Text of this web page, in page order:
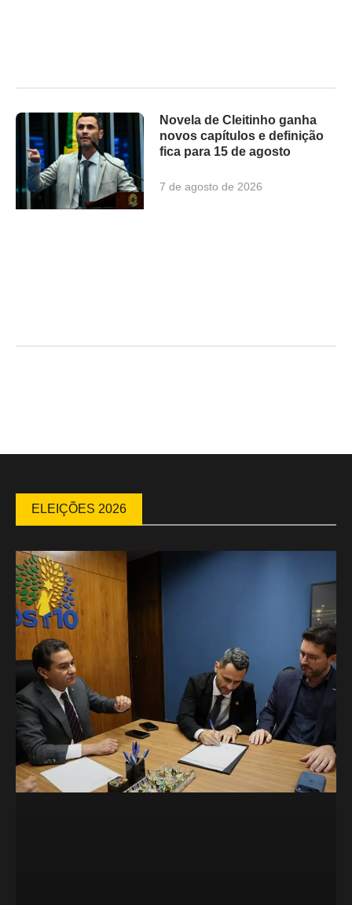
Novela de Cleitinho ganha
novos capítulos e definição
fica para 15 de agosto
7 de agosto de 2026
ELEIÇÕES 2026